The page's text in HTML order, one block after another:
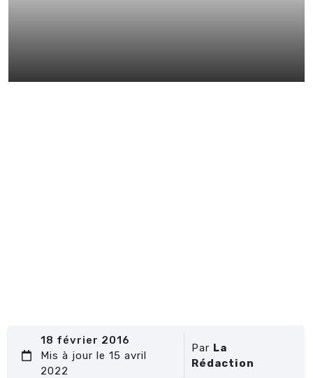
18 février 2016
Mis à jour le 15 avril
2022
Par La
Rédaction